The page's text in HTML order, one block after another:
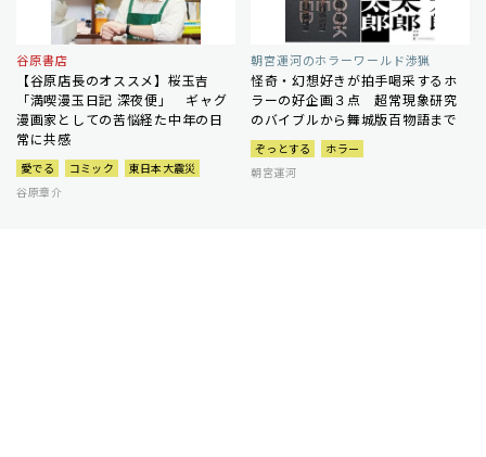
谷原書店
【谷原店長のオススメ】桜玉吉
「満喫漫玉日記 深夜便」 ギャグ
漫画家としての苦悩経た中年の日
常に共感
愛でる コミック
東日本大震災
谷原章介
朝宮運河のホラーワールド渉猟
怪奇・幻想好きが拍手喝采するホ
ラーの好企画３点 超常現象研究
のバイブルから舞城版百物語まで
ぞっとする
ホラー
朝宮運河